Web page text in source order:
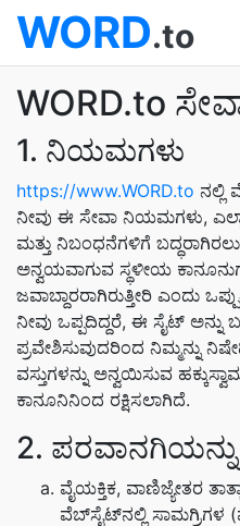
WORD.to
WORD.to
1. ನಿಯಮಗಳು
https://www.WORD.to ನಲ್ಲಿ
ನೀವು ಈ ಸೇವಾ ನಿಯಮಗಳು,
ಮತ್ತು ನಿಬಂಧನೆಗಳಿಗೆ ಬದ್ಧರಾಗಿರಲು
ಅನ್ವಯವಾಗುವ ಸ್ಥಳೀಯ
ಜವಾಬ್ದಾರರಾಗಿರುತ್ತೀರಿ ಎಂದು
ನೀವು ಒಪ್ಪದಿದ್ದರೆ, ಈ ಸೈಟ್
ಪ್ರವೇಶಿಸುವುದರಿಂದ ನಿಮ್ಮನ್ನು
ವಸ್ತುಗಳನ್ನು ಅನ್ವಯಿಸುವ
ಕಾನೂನಿನಿಂದ ರಕ್ಷಿಸಲಾಗಿದೆ.
2.
ವೈಯಕ್ತಿಕ, ವಾಣಿಜ್ಯೇತರ
ವೆಬ್‌ಸೈಟ್‌ನಲ್ಲಿ ಸಾಮಗ್ರಿಗಳ